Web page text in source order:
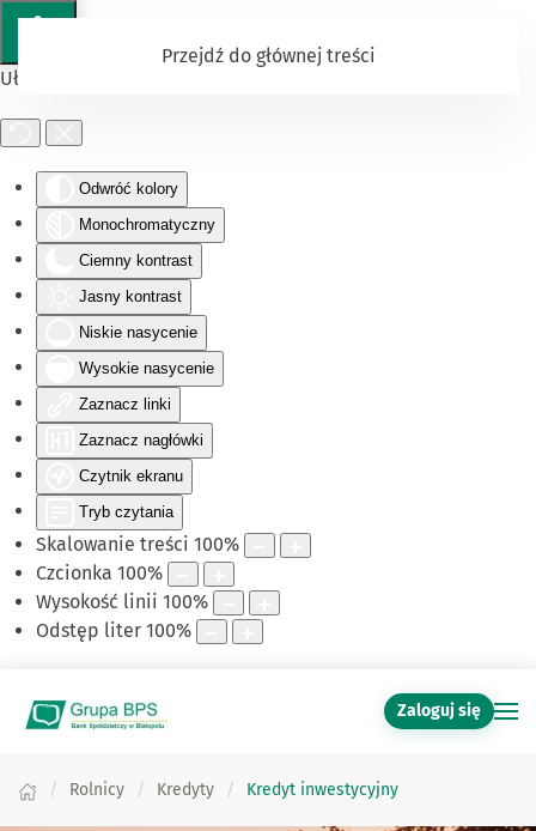
Ułatwienia dostępu
Odwróć kolory
Monochromatyczny
Ciemny kontrast
Jasny kontrast
Niskie nasycenie
Wysokie nasycenie
Zaznacz linki
Zaznacz nagłówki
Czytnik ekranu
Tryb czytania
Skalowanie treści 100%
Czcionka 100%
Wysokość linii 100%
Odstęp liter 100%
Przejdź do głównej treści
Zaloguj się
Rolnicy Kredyty Kredyt inwestycyjny